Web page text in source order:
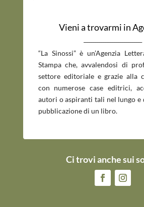
Vieni a trovarmi in
“La Sinossi” è un’Agenzia
Stampa che, avvalendosi di
settore editoriale e grazie alla
con numerose case editrici,
autori o aspiranti tali nel lungo
pubblicazione di un libro.
Ci trovi anche sui